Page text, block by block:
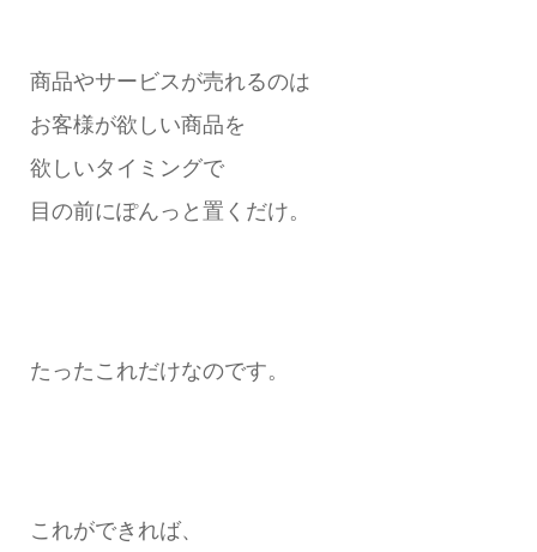
商品やサービスが売れるのは
お客様が欲しい商品を
欲しいタイミングで
目の前にぽんっと置くだけ。
たったこれだけなのです。
これができれば、